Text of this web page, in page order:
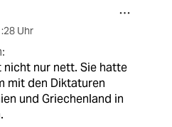
Uhr
nicht nur nett. Sie hatte
mit den Diktaturen
und Griechenland in